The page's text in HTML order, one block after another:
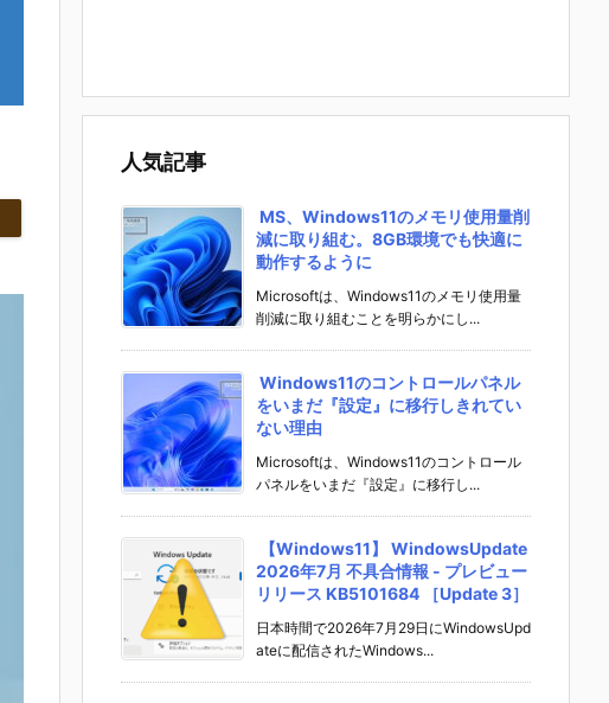
人気記事
MS、Windows11のメモリ使用量削
減に取り組む。8GB環境でも快適に
動作するように
Microsoftは、Windows11のメモリ使用量
削減に取り組むことを明らかにし...
Windows11のコントロールパネル
をいまだ『設定』に移行しきれてい
ない理由
Microsoftは、Windows11のコントロール
パネルをいまだ『設定』に移行し...
【Windows11】 WindowsUpdate
2026年7月 不具合情報 - プレビュー
リリース KB5101684 ［Update 3］
日本時間で2026年7月29日にWindowsUpd
ateに配信されたWindows...